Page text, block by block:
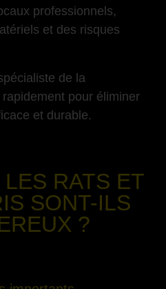
professionnels,
et des risques
de la
pour éliminer
et durable.
RATS ET
SONT-ILS
?